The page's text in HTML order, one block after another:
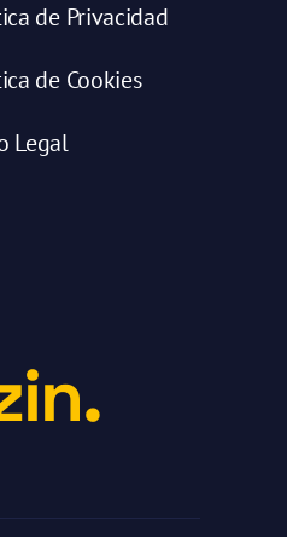
de Privacidad
de Cookies
Legal